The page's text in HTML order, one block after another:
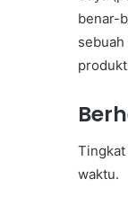
benar-
Tingkat
waktu.